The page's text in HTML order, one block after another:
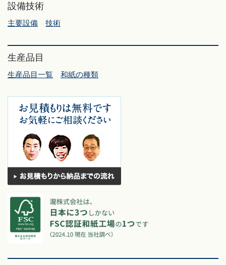
設備技術
主要設備 技術
生産品目
生産品目一覧 和紙の種類